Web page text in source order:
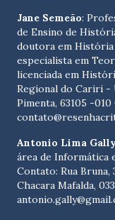
Jane Semeão:
de Ensino de
doutora em História
especialista em
licenciada em
Regional do Cariri -
Pimenta, 63105 -
Antonio Lima
área de Informática
Contato: Rua Bruna,
Chacara Mafalda,